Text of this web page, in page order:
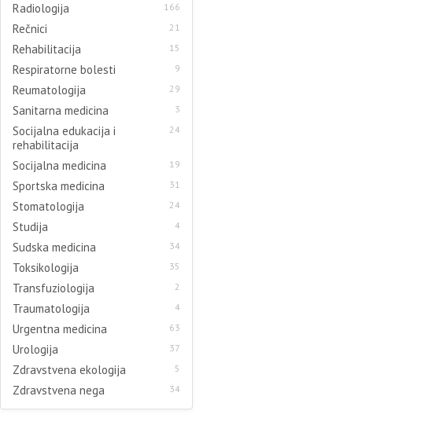
Radiologija 166
Rečnici 21
Rehabilitacija 15
Respiratorne bolesti 9
Reumatologija 29
Sanitarna medicina 3
Socijalna edukacija i
rehabilitacija
24
Socijalna medicina 19
Sportska medicina 31
Stomatologija 24
Studija 4
Sudska medicina 34
Toksikologija 35
Transfuziologija 2
Traumatologija 4
Urgentna medicina 63
Urologija 37
Zdravstvena ekologija 5
Zdravstvena nega 34